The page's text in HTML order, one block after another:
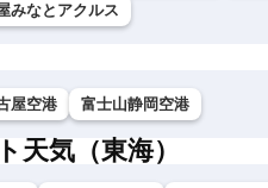
みなとアクルス
屋空港 富士山静岡空港
天気（東海）